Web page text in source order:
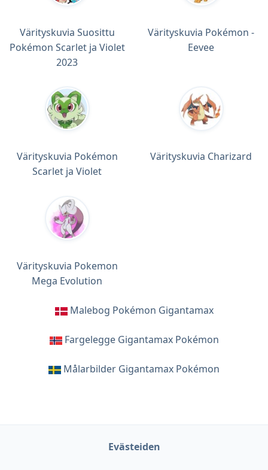
Värityskuvia Suosittu
Pokémon Scarlet ja Violet
2023
Värityskuvia Pokémon -
Eevee
Värityskuvia Pokémon
Scarlet ja Violet
Värityskuvia Charizard
Värityskuvia Pokemon
Mega Evolution
Malebog Pokémon Gigantamax
Fargelegge Gigantamax Pokémon
Målarbilder Gigantamax Pokémon
Evästeiden